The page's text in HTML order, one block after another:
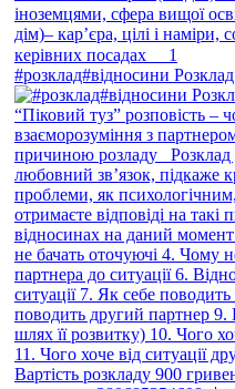
#розклад#відносини Розклад